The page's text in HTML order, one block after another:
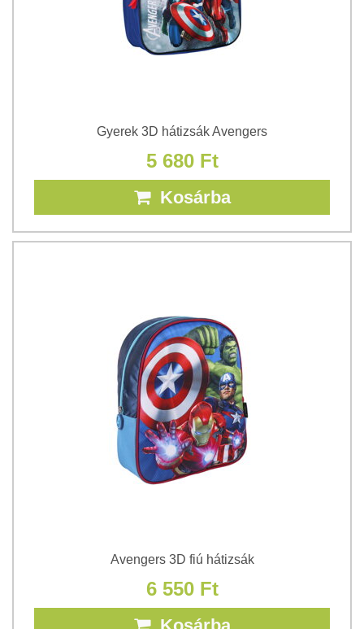
Gyerek 3D hátizsák Avengers
5 680 Ft
Kosárba
Avengers 3D fiú hátizsák
6 550 Ft